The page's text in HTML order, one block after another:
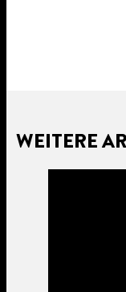
WEITERE